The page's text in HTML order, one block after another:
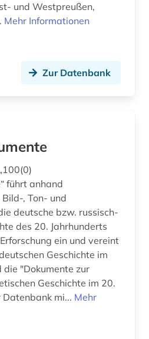
arabische literatur (1)
arabische staaten (3)
arbeiterbewegung (11)
und Westpreußen,
Mehr Informationen
Zur Datenbank
führt anhand
, Ton- und
deutsche bzw. russisch-
des 20. Jahrhunderts
ein und vereint
Geschichte im
die "Dokumente zur
Geschichte im 20.
Datenbank mi... Mehr